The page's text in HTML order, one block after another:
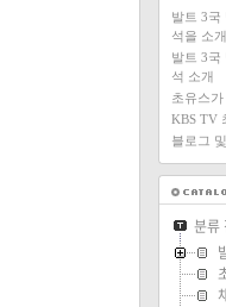
발트 3국
석을 소
발트 3국
석 소개
초유스
KBS TV
블로그
분류